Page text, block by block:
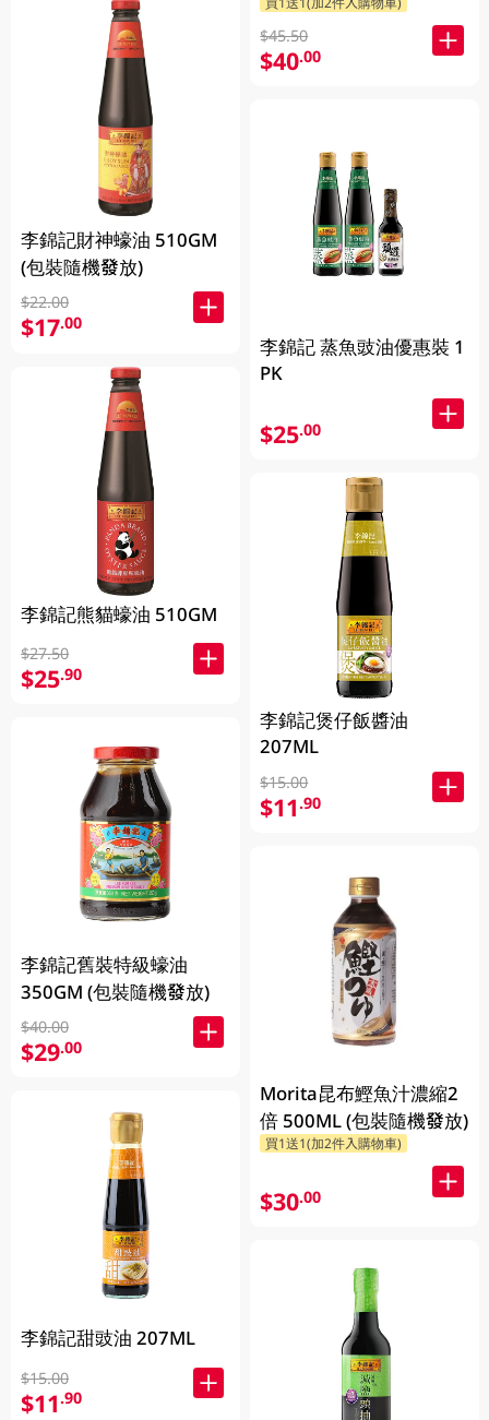
李錦記財神蠔油 510GM
(包裝隨機發放)
$22.00
$17.00
李錦記熊貓蠔油 510GM
$27.50
$25.90
李錦記舊裝特級蠔油
350GM (包裝隨機發放)
$40.00
$29.00
李錦記甜豉油 207ML
$15.00
$11.90
$45.50
$40.00
李錦記 蒸魚豉油優惠裝 1
PK
$25.00
李錦記煲仔飯醬油
207ML
$15.00
$11.90
Morita昆布鰹魚汁濃縮2
倍 500ML (包裝隨機發放)
買1送1(加2件入購物車)
$30.00